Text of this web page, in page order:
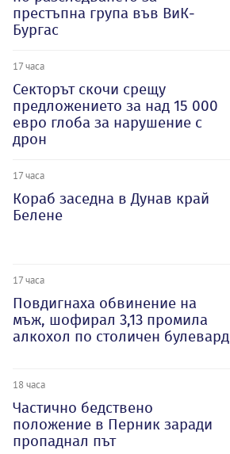
престъпна група във ВиК-
Бургас
17 часа
Секторът скочи срещу
предложението за над 15 000
евро глоба за нарушение с
дрон
17 часа
Кораб заседна в Дунав край
Белене
17 часа
Повдигнаха обвинение на
мъж, шофирал 3,13 промила
алкохол по столичен булевард
18 часа
Частично бедствено
положение в Перник заради
пропаднал път